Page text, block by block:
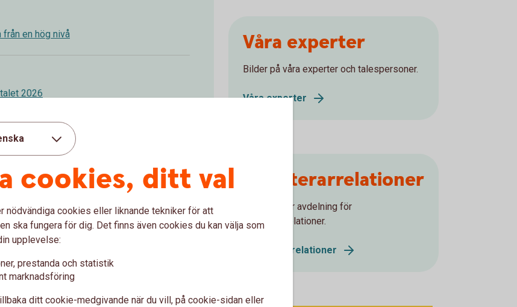
en hög nivå
2026
tillkortakommanden avslutade
Våra experter
Bilder på våra experter och talespersoner.
Våra experter
Investerarrelationer
Kontakta vår avdelning för
investerarrelationer.
Investerarrelationer
cookies, ditt val
nödvändiga cookies eller liknande tekniker för att
ska fungera för dig. Det finns även cookies du kan välja som
upplevelse:
prestanda och statistik
marknadsföring
ditt cookie-medgivande när du vill, på cookie-sidan eller